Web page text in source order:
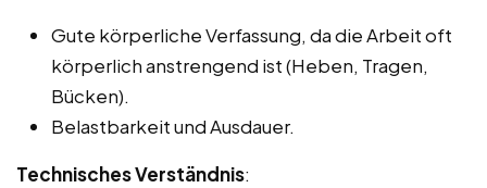
Gute körperliche Verfassung, da die Arbeit oft
körperlich anstrengend ist (Heben, Tragen,
Bücken).
Belastbarkeit und Ausdauer.
Technisches Verständnis: